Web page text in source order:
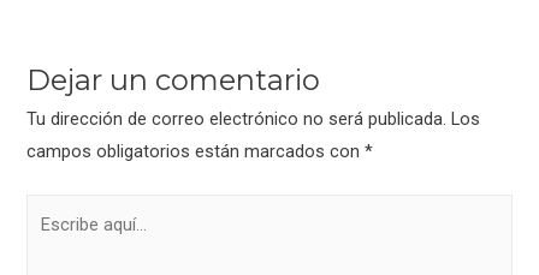
k
Dejar un comentario
Tu dirección de correo electrónico no será publicada. Los
campos obligatorios están marcados con*